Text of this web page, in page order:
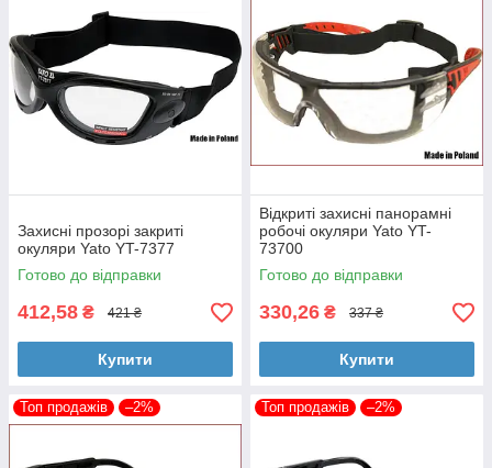
Захисні прозорі закриті
окуляри Yato YT-7377
Готово до відправки
412,58 ₴ 421 ₴
Купити
Відкриті захисні панорамні
робочі окуляри Yato YT-
73700
Готово до відправки
330,26 ₴ 337 ₴
Купити
Топ продажів –2% Топ продажів –2%